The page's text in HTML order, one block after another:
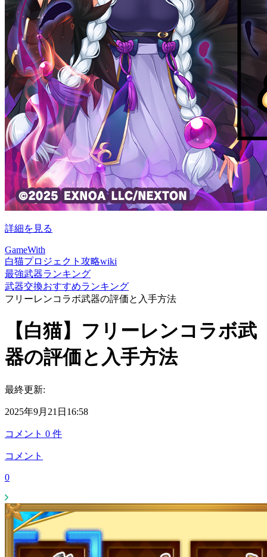
詳細を見る
GameWith
白猫プロジェクト攻略wiki
最強武器ランキング
武器交換おすすめランキング
フリーレンコラボ武器の評価と入手方法
【白猫】フリーレンコラボ武
器の評価と入手方法
最終更新:
2025年9月21日16:58
コメント 0 件
コメント
0